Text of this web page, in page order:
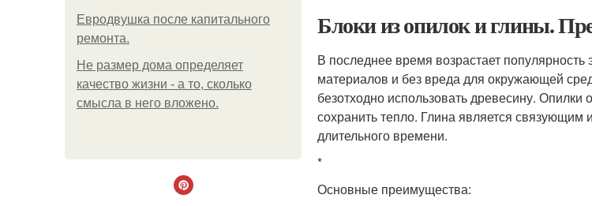
Евродвушка после капитального
ремонта.
Не размер дома определяет
качество жизни - а то, сколько
смысла в него вложено.
Блоки из опилок и глины.
В последнее время возрастает популярность
материалов и без вреда для окружающей
безотходно использовать древесину.
сохранить тепло. Глина является связующим
длительного времени.
*
Основные преимущества: